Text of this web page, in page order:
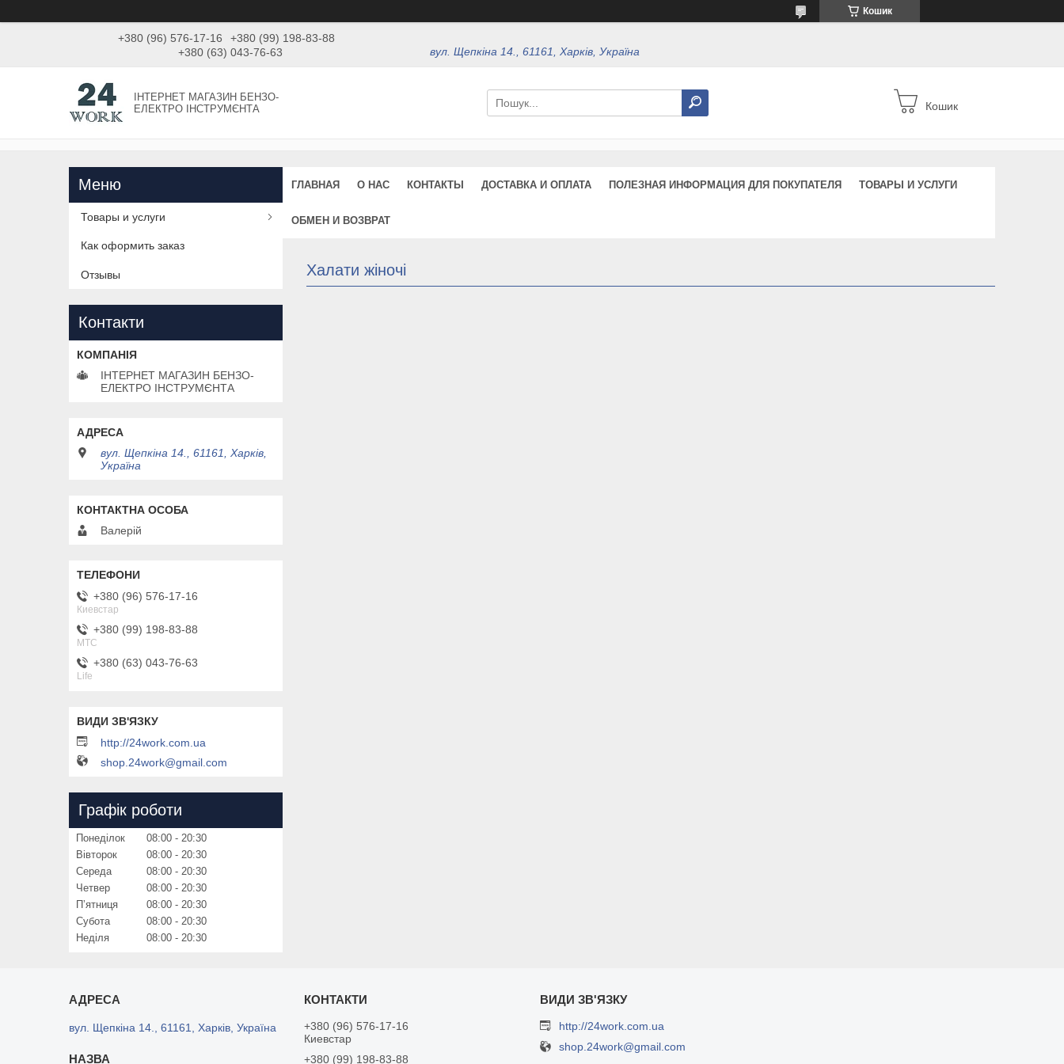
Кошик
+380 (96) 576-17-16
+380 (99) 198-83-88
+380 (63) 043-76-63
вул. Щепкіна 14., 61161, Харків, Україна
ІНТЕРНЕТ МАГАЗИН БЕНЗО-
ЕЛЕКТРО ІНСТРУМЄНТА
Кошик
ГЛАВНАЯ О НАС КОНТАКТЫ ДОСТАВКА И ОПЛАТА ПОЛЕЗНАЯ ИНФОРМАЦИЯ ДЛЯ ПОКУПАТЕЛЯ ТОВАРЫ И УСЛУГИ
ОБМЕН И ВОЗВРАТ
Халати жіночі
Товары и услуги
Как оформить заказ
Отзывы
Контакти
ІНТЕРНЕТ МАГАЗИН БЕНЗО-
ЕЛЕКТРО ІНСТРУМЄНТА
вул. Щепкіна 14., 61161, Харків,
Україна
Валерій
+380 (96) 576-17-16
Киевстар
+380 (99) 198-83-88
MTC
+380 (63) 043-76-63
Life
http://24work.com.ua
shop.24work@gmail.com
Графік роботи
Понеділок 08:00
20:30
Вівторок
08:00
20:30
Середа
08:00
20:30
Четвер
08:00
20:30
Пʼятниця
08:00
20:30
Субота
08:00
20:30
Неділя
08:00 20:30
вул. Щепкіна 14., 61161, Харків, Україна
+380 (96) 576-17-16
Киевстар
+380 (99) 198-83-88
http://24work.com.ua
shop.24work@gmail.com